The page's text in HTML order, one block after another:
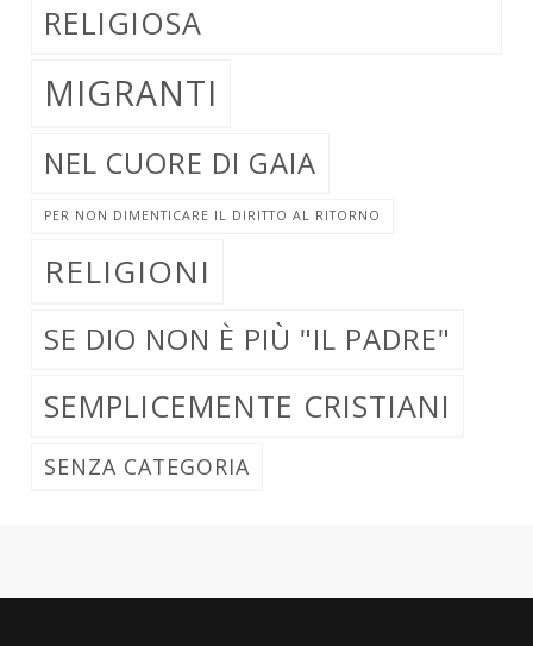
RELIGIOSA
MIGRANTI
NEL CUORE DI GAIA
PER NON DIMENTICARE IL DIRITTO AL RITORNO
RELIGIONI
SE DIO NON È PIÙ "IL PADRE"
SEMPLICEMENTE CRISTIANI
SENZA CATEGORIA